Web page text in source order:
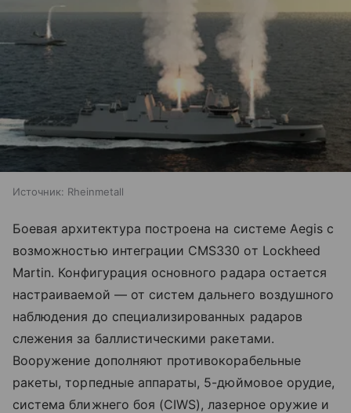
Источник: Rheinmetall
Боевая архитектура построена на системе Aegis с
возможностью интеграции CMS330 от Lockheed
Martin. Конфигурация основного радара остается
настраиваемой — от систем дальнего воздушного
наблюдения до специализированных радаров
слежения за баллистическими ракетами.
Вооружение дополняют противокорабельные
ракеты, торпедные аппараты, 5-дюймовое орудие,
система ближнего боя (CIWS), лазерное оружие и